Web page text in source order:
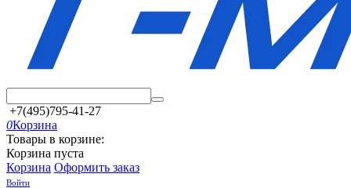
+7(495)795-41-27
0Корзина
Товары в корзине:
Корзина пуста
Корзина Оформить заказ
Войти